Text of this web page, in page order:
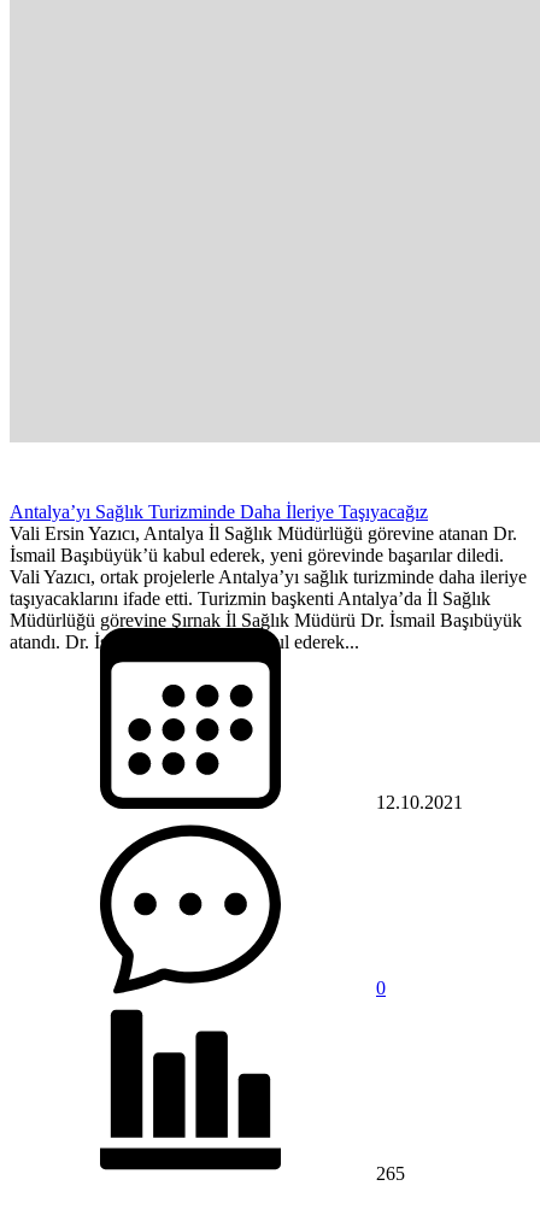
Antalya’yı Sağlık Turizminde Daha İleriye Taşıyacağız
Vali Ersin Yazıcı, Antalya İl Sağlık Müdürlüğü görevine atanan Dr.
İsmail Başıbüyük’ü kabul ederek, yeni görevinde başarılar diledi.
Vali Yazıcı, ortak projelerle Antalya’yı sağlık turizminde daha ileriye
taşıyacaklarını ifade etti. Turizmin başkenti Antalya’da İl Sağlık
Müdürlüğü görevine Şırnak İl Sağlık Müdürü Dr. İsmail Başıbüyük
atandı. Dr. İsmail Başıbüyük’ü kabul ederek...
12.10.2021
0
265